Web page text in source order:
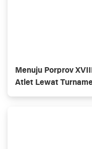
Menuju Porprov
Atlet Lewat